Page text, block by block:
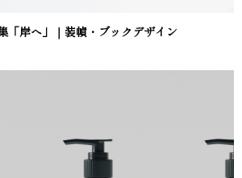
「岸へ」｜装幀・ブックデザイン